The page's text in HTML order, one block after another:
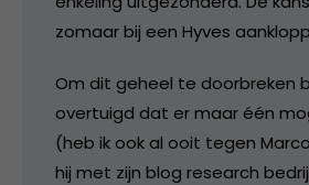
zomaar bij een Hyves
Om dit geheel te doorbreken
overtuigd dat er maar één
(heb ik ook al ooit tegen
hij met zijn blog research